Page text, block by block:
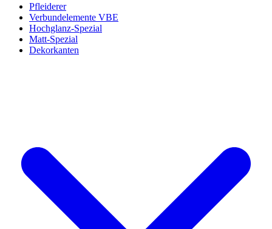
Pfleiderer
Verbundelemente VBE
Hochglanz-Spezial
Matt-Spezial
Dekorkanten